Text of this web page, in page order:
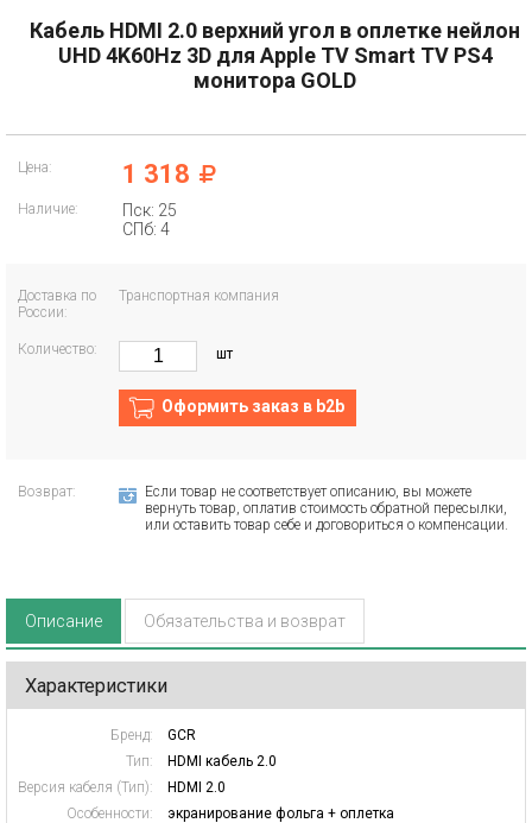
Кабель HDMI 2.0 верхний угол в оплетке нейлон
UHD 4K60Hz 3D для Apple TV Smart TV PS4
монитора GOLD
Цена: 1 318
Наличие:
Пск: 25
СПб: 4
Доставка по
России:
Транспортная компания
Количество: шт
Оформить заказ в b2b
Возврат:
Если товар не соответствует описанию, вы можете
вернуть товар, оплатив стоимость обратной пересылки,
или оставить товар себе и договориться о компенсации.
Описание Обязательства и возврат
Характеристики
Бренд:
GCR
Тип:
HDMI кабель 2.0
Версия кабеля (Тип):
HDMI 2.0
Особенности:
экранирование фольга + оплетка